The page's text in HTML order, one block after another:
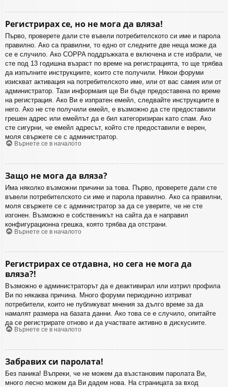
Регистрирах се, но не мога да вляза!
Първо, проверете дали сте въвели потребителското си име и парола
правилно. Ако са правилни, то едно от следните две неща може да
се е случило. Ако COPPA поддръжката е включена и сте избрали, че
сте под 13 годишна възраст по време на регистрацията, то ще трябва
да изпълните инструкциите, които сте получили. Някои форуми
изискват активация на потребителското име, или от вас самия или от
администратор. Тази информаия ще Ви бъде предоставена по време
на регистрация. Ако Ви е изпратен емейл, следвайте инструкциите в
него. Ако не сте получили емейл, е възможно да сте предоставили
грешен адрес или емейлът да е бил категоризиран като спам. Ако
сте сигурни, че емейл адресът, който сте предоставили е верен,
моля свържете се с администратор.
Върнете се в началото
Защо не мога да вляза?
Има няколко възможни причини за това. Първо, проверете дали сте
въвели потребителското си име и парола правилно. Ако са правилни,
моля свържете се с администратор за да се уверите, че не сте
изгонен. Възможно е собственикът на сайта да е направил
конфигурационна грешка, която трябва да отстрани.
Върнете се в началото
Регистрирах се отдавна, но сега не мога да
вляза?!
Възможно е администраторът да е деактивирал или изтрил профила
Ви по някаква причина. Много форуми периодично изтриват
потребители, които не публикуват мнения за дълго време за да
намалят размера на базата данни. Ако това се е случило, опитайте
да се регистрирате отново и да участвате активно в дискусиите.
Върнете се в началото
Забравих си паролата!
Без паника! Въпреки, че не можем да възстановим паролата Ви,
много лесно можем да Ви дадем нова. На страницата за вход